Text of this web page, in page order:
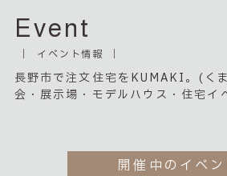
Event
イベント情報
長野市で注文住宅をKUMAKI。(く
会・展示場・モデルハウス・住宅イ
開催中のイベン